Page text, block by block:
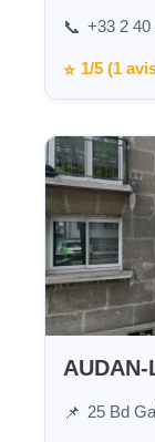
📞 +33 2 40
⭐ 1/5 (1
📌 25 Bd